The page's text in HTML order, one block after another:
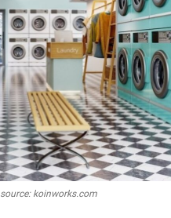
source: koinworks.com